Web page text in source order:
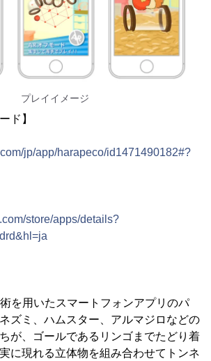
プレイイメージ
ド】
jp/app/harapeco/id1471490182#?
store/apps/details?
を用いたスマートフォンアプリのパ
ズミ、ハムスター、アルマジロなどの
が、ゴールであるリンゴまでたどり着
に現れる立体物を組み合わせてトンネ